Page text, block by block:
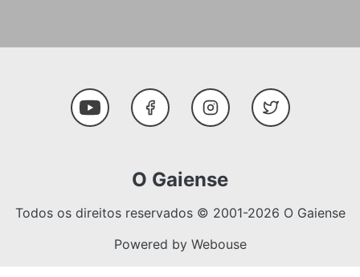
Social Media
Youtube FacebookInstagramTwitter
O Gaiense
Todos os direitos reservados © 2001-2026 O Gaiense
Powered by Webouse